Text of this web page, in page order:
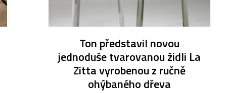
Ton představil novou
jednoduše tvarovanou židli La
Zitta vyrobenou z ručně
ohýbaného dřeva